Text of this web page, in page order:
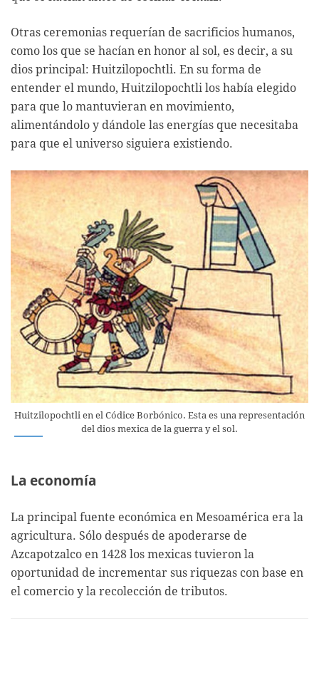
Otras ceremonias requerían de sacrificios humanos,
como los que se hacían en honor al sol, es decir, a su
dios principal: Huitzilopochtli. En su forma de
entender el mundo, Huitzilopochtli los había elegido
para que lo mantuvieran en movimiento,
alimentándolo y dándole las energías que necesitaba
para que el universo siguiera existiendo.
Huitzilopochtli en el Códice Borbónico. Esta es una representación
del dios mexica de la guerra y el sol.
La economía
La principal fuente económica en Mesoamérica era la
agricultura. Sólo después de apoderarse de
Azcapotzalco en 1428 los mexicas tuvieron la
oportunidad de incrementar sus riquezas con base en
el comercio y la recolección de tributos.